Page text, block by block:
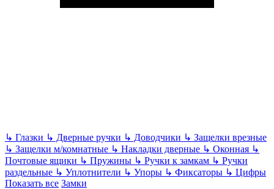
↳ Глазки ↳ Дверные ручки ↳ Доводчики ↳ Защелки врезные
↳ Защелки м/комнатные ↳ Накладки дверные ↳ Оконная ↳
Почтовые ящики ↳ Пружины ↳ Ручки к замкам ↳ Ручки
раздельные ↳ Уплотнители ↳ Упоры ↳ Фиксаторы ↳ Цифры
Показать все Замки